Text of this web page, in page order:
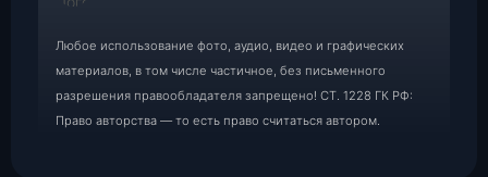
Любое использование фото, аудио, видео и графических
материалов, в том числе частичное, без письменного
разрешения правообладателя запрещено! СТ. 1228 ГК РФ:
Право авторства — то есть право считаться автором.